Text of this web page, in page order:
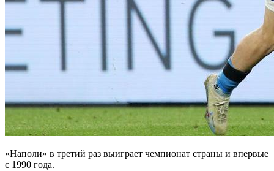
«Наполи» в третий раз выиграет чемпионат страны и впервые
с 1990 года.